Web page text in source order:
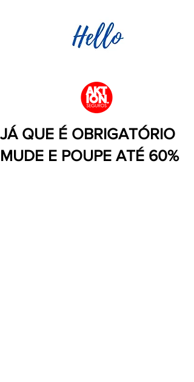
JÁ QUE É OBRIGATÓRIO
MUDE E POUPE ATÉ 60%